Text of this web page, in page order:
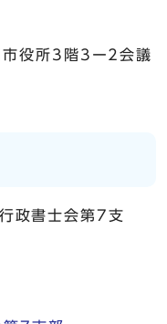
役所3階3ー2会議
書士会第7支